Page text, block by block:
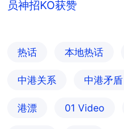
员神招KO获赞
热话 本地热话
中港关系 中港矛盾
港漂 01 Video